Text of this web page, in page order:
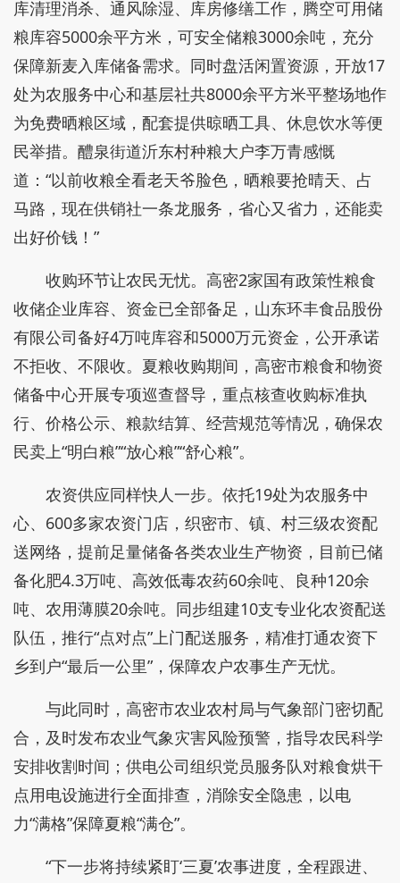
库清理消杀、通风除湿、库房修缮工作，腾空可用储
粮库容5000余平方米，可安全储粮3000余吨，充分
保障新麦入库储备需求。同时盘活闲置资源，开放17
处为农服务中心和基层社共8000余平方米平整场地作
为免费晒粮区域，配套提供晾晒工具、休息饮水等便
民举措。醴泉街道沂东村种粮大户李万青感慨
道：“以前收粮全看老天爷脸色，晒粮要抢晴天、占
马路，现在供销社一条龙服务，省心又省力，还能卖
出好价钱！”
收购环节让农民无忧。高密2家国有政策性粮食
收储企业库容、资金已全部备足，山东环丰食品股份
有限公司备好4万吨库容和5000万元资金，公开承诺
不拒收、不限收。夏粮收购期间，高密市粮食和物资
储备中心开展专项巡查督导，重点核查收购标准执
行、价格公示、粮款结算、经营规范等情况，确保农
民卖上“明白粮”“放心粮”“舒心粮”。
农资供应同样快人一步。依托19处为农服务中
心、600多家农资门店，织密市、镇、村三级农资配
送网络，提前足量储备各类农业生产物资，目前已储
备化肥4.3万吨、高效低毒农药60余吨、良种120余
吨、农用薄膜20余吨。同步组建10支专业化农资配送
队伍，推行“点对点”上门配送服务，精准打通农资下
乡到户“最后一公里”，保障农户农事生产无忧。
与此同时，高密市农业农村局与气象部门密切配
合，及时发布农业气象灾害风险预警，指导农民科学
安排收割时间；供电公司组织党员服务队对粮食烘干
点用电设施进行全面排查，消除安全隐患，以电
力“满格”保障夏粮“满仓”。
“下一步将持续紧盯‘三夏’农事进度，全程跟进、